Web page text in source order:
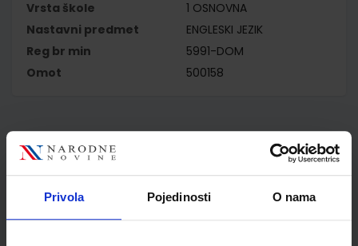
Privola Pojedinosti O nama
Vrsta škole
1 OSNOVNA
Nastavni predmet
ENGLESKI JEZIK
Reg br min
5991-DOM
Omot
500158
Kupci najčešće biraju..